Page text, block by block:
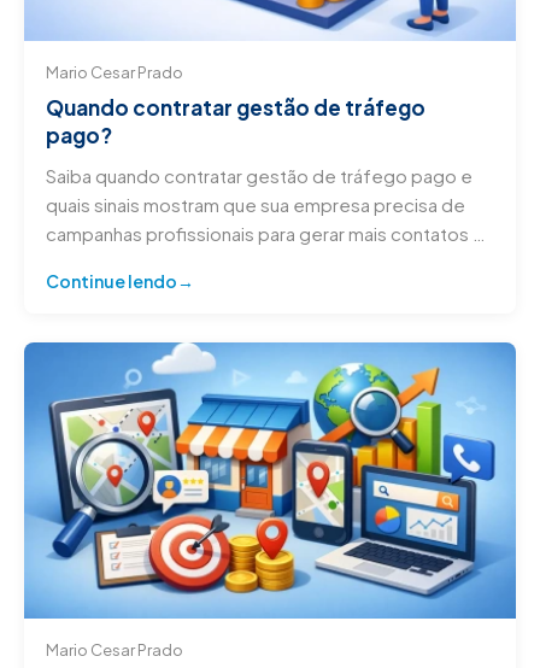
Mario Cesar Prado
Quando contratar gestão de tráfego
pago?
Saiba quando contratar gestão de tráfego pago e
quais sinais mostram que sua empresa precisa de
campanhas profissionais para gerar mais contatos e
Continue lendo
Mario Cesar Prado